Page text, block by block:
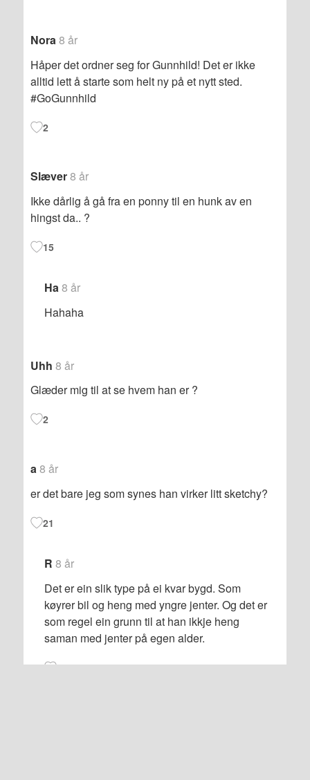
Nora8 år
Håper det ordner seg for Gunnhild! Det er ikke
alltid lett å starte som helt ny på et nytt sted.
#GoGunnhild
2
Slæver8 år
Ikke dårlig å gå fra en ponny til en hunk av en
hingst da.. ?
15
Ha8 år
Hahaha
Uhh 8 år
Glæder mig til at se hvem han er ?
2
a8 år
er det bare jeg som synes han virker litt sketchy?
21
R 8 år
Det er ein slik type på ei kvar bygd. Som
køyrer bil og heng med yngre jenter. Og det er
som regel ein grunn til at han ikkje heng
saman med jenter på egen alder.
21